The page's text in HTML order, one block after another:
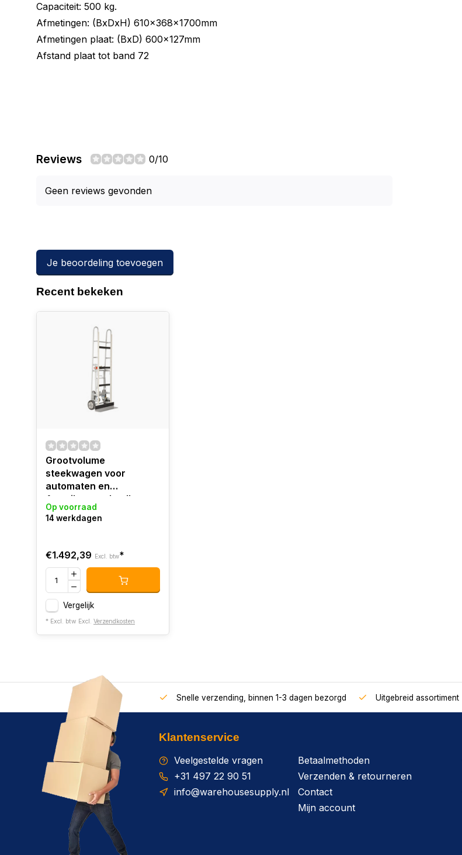
Capaciteit: 500 kg.
Afmetingen: (BxDxH) 610x368x1700mm
Afmetingen plaat: (BxD) 600x127mm
Afstand plaat tot band 72
Reviews 0/10
Geen reviews gevonden
Je beoordeling toevoegen
Recent bekeken
Grootvolume
steekwagen voor
automaten en
Amerikaanse koelkast
Op voorraad
14 werkdagen
€1.492,39 Excl. btw*
Vergelijk
* Excl. btw Excl. Verzendkosten
Snelle verzending, binnen 1-3 dagen bezorgd Uitgebreid assortiment
Klantenservice
Veelgestelde vragen
+31 497 22 90 51
info@warehousesupply.nl
Betaalmethoden
Verzenden & retourneren
Contact
Mijn account